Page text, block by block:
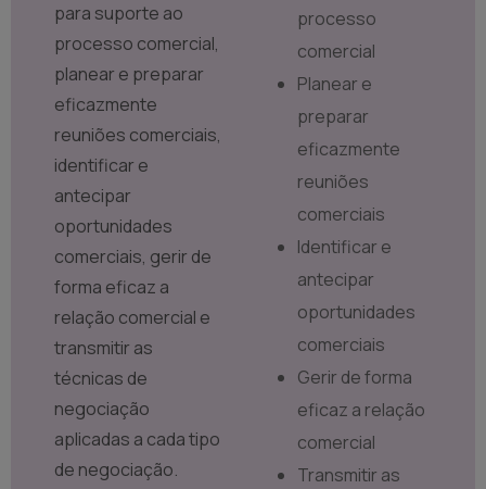
para suporte ao
processo comercial,
planear e preparar
eficazmente
reuniões comerciais,
identificar e
antecipar
oportunidades
comerciais, gerir de
forma eficaz a
relação comercial e
transmitir as
técnicas de
negociação
aplicadas a cada tipo
de negociação.
processo
comercial
Planear e
preparar
eficazmente
reuniões
comerciais
Identificar e
antecipar
oportunidades
comerciais
Gerir de forma
eficaz a relação
comercial
Transmitir as